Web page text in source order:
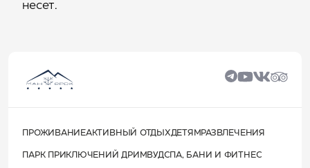
несет.
ПРОЖИВАНИЕАКТИВНЫЙ ОТДЫХДЕТЯМ РАЗВЛЕЧЕНИЯ
ПАРК ПРИКЛЮЧЕНИЙ ДРИМВУД СПА, БАНИ И ФИТНЕС